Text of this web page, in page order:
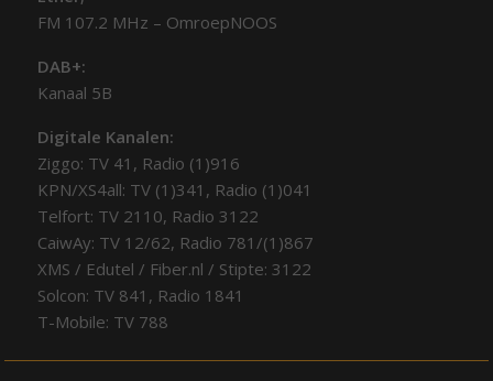
FM 107.2 MHz – OmroepNOOS
DAB+:
Kanaal 5B
Digitale Kanalen:
Ziggo: TV 41, Radio (1)916
KPN/XS4all: TV (1)341, Radio (1)041
Telfort: TV 2110, Radio 3122
CaiwAy: TV 12/62, Radio 781/(1)867
XMS / Edutel / Fiber.nl / Stipte: 3122
Solcon: TV 841, Radio 1841
T-Mobile: TV 788